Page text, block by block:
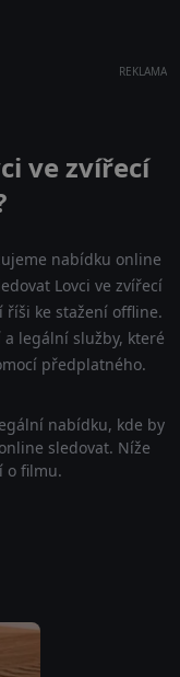
REKLAMA
ve zvířecí
nabídku online
Lovci ve zvířecí
říši ke stažení offline.
legální služby, které
předplatného.
nabídku, kde by
sledovat. Níže
o filmu.